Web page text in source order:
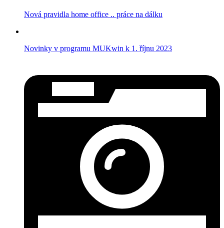
Nová pravidla home office .. práce na dálku
Novinky v programu MUKwin k 1. říjnu 2023